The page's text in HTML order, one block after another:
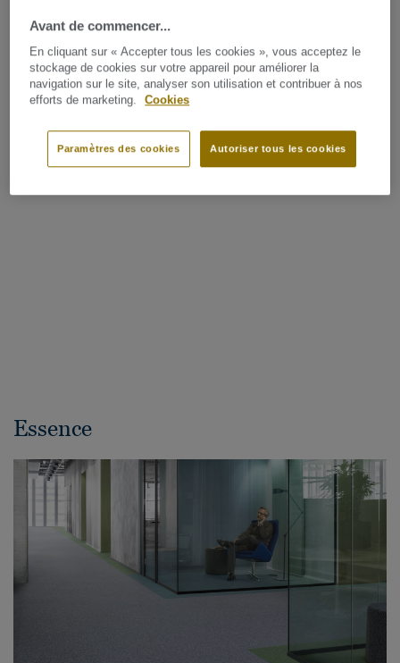
Essence
Avant de commencer...
En cliquant sur « Accepter tous les cookies », vous acceptez le
stockage de cookies sur votre appareil pour améliorer la
navigation sur le site, analyser son utilisation et contribuer à nos
efforts de marketing.
Cookies
Autoriser tous les cookies
Paramètres des cookies